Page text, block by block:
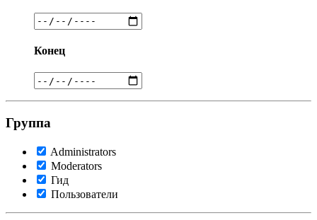
Конец
Группа
Administrators
Moderators
Гид
Пользователи